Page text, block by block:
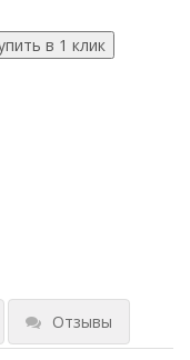
Отзывы